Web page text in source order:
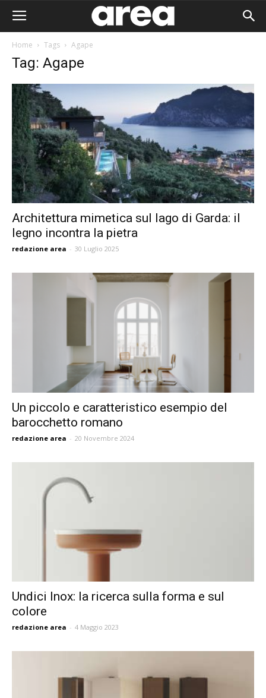
Home Tags Agape
Tag: Agape
Architettura mimetica sul lago di Garda: il
legno incontra la pietra
redazione area - 30 Luglio 2025
Un piccolo e caratteristico esempio del
barocchetto romano
redazione area - 20 Novembre 2024
Undici Inox: la ricerca sulla forma e sul
colore
redazione area - 4 Maggio 2023